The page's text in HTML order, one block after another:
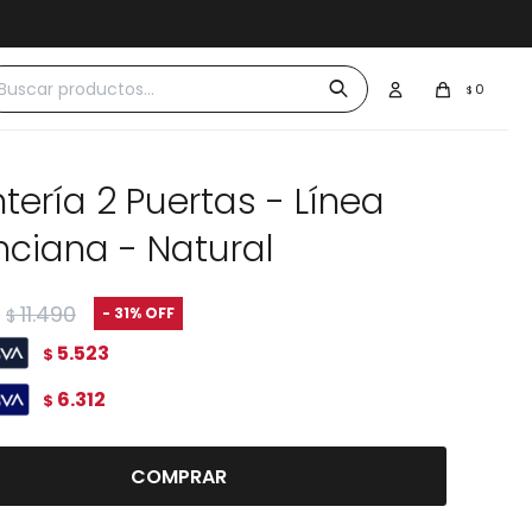
$ 0
2 Puertas - Línea
- Natural
$ 11.490 31
$ 5.523
$ 6.312
COMPRAR